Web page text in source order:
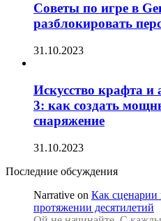
Советы по игре в
разблокировать
31.10.2023
Искусство крафта
3: как создать
снаряжение
31.10.2023
Последние обсуждения
Narrative on Как сценарии
протяжении десятилетий